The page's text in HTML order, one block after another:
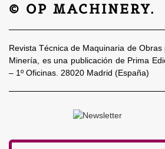
© OP MACHINERY.
Revista Técnica de Maquinaria de
Minería, es una publicación de Prima
– 1º Oficinas. 28020 Madrid (España)